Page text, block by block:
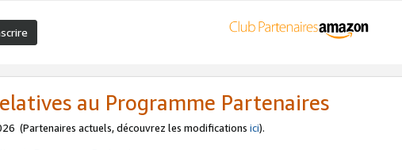
au Programme Partenaires
(Partenaires actuels, découvrez les modifications ici).